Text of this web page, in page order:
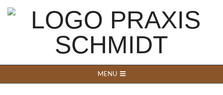
Skip
PRAXIS
Navigation
MENU